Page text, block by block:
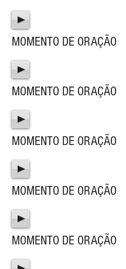
MOMENTO DE
MOMENTO DE
MOMENTO DE
MOMENTO DE
MOMENTO DE